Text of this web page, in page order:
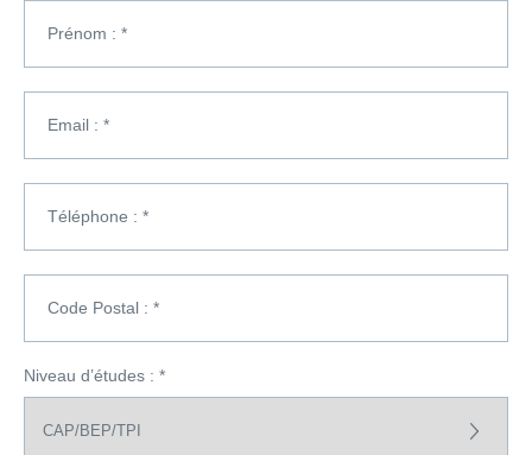
Prénom : *
Email : *
Téléphone : *
Code Postal : *
Niveau d’études : *